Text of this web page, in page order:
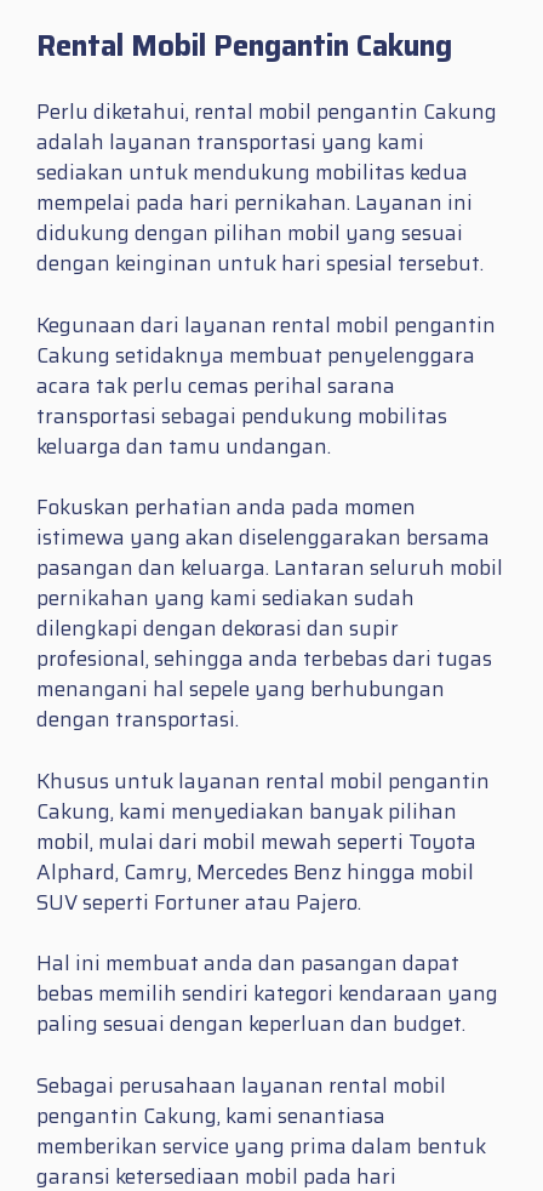
Rental Mobil Pengantin Cakung
Perlu diketahui, rental mobil pengantin Cakung
adalah layanan transportasi yang kami
sediakan untuk mendukung mobilitas kedua
mempelai pada hari pernikahan. Layanan ini
didukung dengan pilihan mobil yang sesuai
dengan keinginan untuk hari spesial tersebut.
Kegunaan dari layanan rental mobil pengantin
Cakung setidaknya membuat penyelenggara
acara tak perlu cemas perihal sarana
transportasi sebagai pendukung mobilitas
keluarga dan tamu undangan.
Fokuskan perhatian anda pada momen
istimewa yang akan diselenggarakan bersama
pasangan dan keluarga. Lantaran seluruh mobil
pernikahan yang kami sediakan sudah
dilengkapi dengan dekorasi dan supir
profesional, sehingga anda terbebas dari tugas
menangani hal sepele yang berhubungan
dengan transportasi.
Khusus untuk layanan rental mobil pengantin
Cakung, kami menyediakan banyak pilihan
mobil, mulai dari mobil mewah seperti Toyota
Alphard, Camry, Mercedes Benz hingga mobil
SUV seperti Fortuner atau Pajero.
Hal ini membuat anda dan pasangan dapat
bebas memilih sendiri kategori kendaraan yang
paling sesuai dengan keperluan dan budget.
Sebagai perusahaan layanan rental mobil
pengantin Cakung, kami senantiasa
memberikan service yang prima dalam bentuk
garansi ketersediaan mobil pada hari